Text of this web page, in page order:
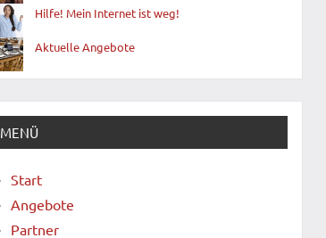
Hilfe! Mein Internet ist weg!
Aktuelle Angebote
MENÜ
Start
Angebote
Partner